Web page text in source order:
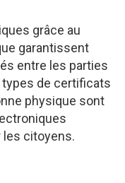
grâce au
garantissent
entre les parties
de certificats
physique sont
citoyens.